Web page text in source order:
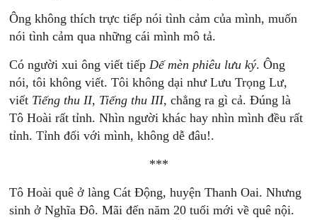
Ông không thích trực tiếp nói tình cảm của mình, muốn
nói tình cảm qua những cái mình mô tả.
Có người xui ông viết tiếpDế mèn phiêu lưu ký. Ông
nói, tôi không viết. Tôi không dại như Lưu Trọng Lư,
viết Tiếng thu II, Tiếng thu III, chẳng ra gì cả. Đúng là
Tô Hoài rất tỉnh. Nhìn người khác hay nhìn mình đều rất
tỉnh. Tỉnh đối với mình, không dễ đâu!.
***
Tô Hoài quê ở làng Cát Động, huyện Thanh Oai. Nhưng
sinh ở Nghĩa Đô. Mãi đến năm 20 tuổi mới về quê nội.